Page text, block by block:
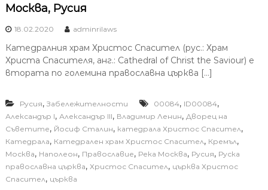
Москва, Русия
18.02.2020 adminrilaws
Катедралния храм Христос Спасител (рус.: Храм
Христа Спасителя, анг.: Cathedral of Christ the Saviour) е
втората по големина православна църква […]
Русия, Забележителности 00084, ID00084,
Александър I, Александър III, Владимир Ленин, Дворец на
Съветите, Йосиф Сталин, катедрала Христос Спасител,
Катедрала, Катедрален храм Христос Спасител, Кремъл,
Москва, Наполеон, Православие, Река Москва, Русия, Руска
православна църква, Христос Спасител, църква Христос
Спасител, църква